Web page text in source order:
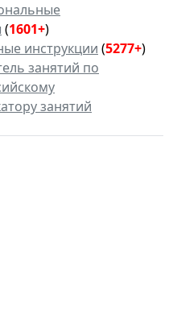
(1601+)
инструкции (5277+)
занятий по
занятий